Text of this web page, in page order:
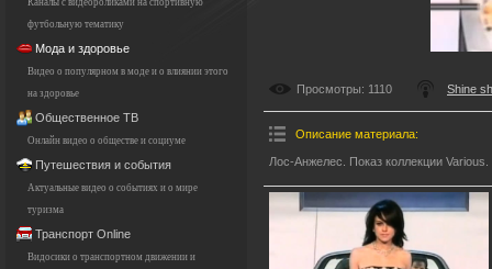
Каналы с видеороликами на спортивную
футбольную тематику
Мода и здоровье
Видео о популярном в моде и о влиянии этого
на здоровье
Общественное ТВ
Онлайн видео о обществе и социуме
Путешествия и события
Актуальные видео о событиях и о мире
туризма
Транспорт Online
Видосики о транспортном движении и
Просмотры: 1110 Shine
Описание материала:
Лос-Анжелес. Показ коллекции Various.